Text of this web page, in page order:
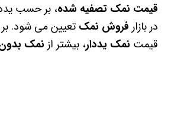
قیمت نمک تصفیه شده، بر حسب
در بازار فروش نمک تعیین می شود.
قیمت نمک یددار، بیشتر از نمک